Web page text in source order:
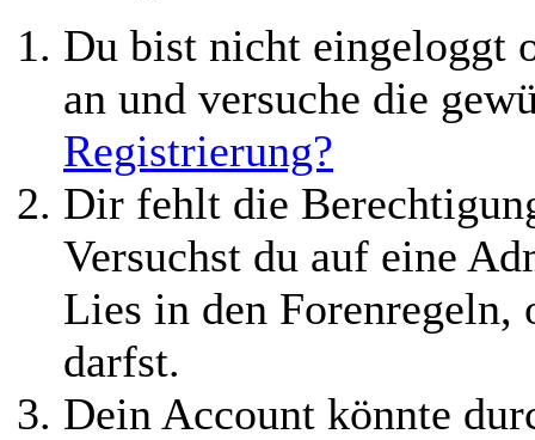
Du bist nicht eingeloggt
an und versuche die
Registrierung?
Dir fehlt die
Versuchst du auf eine
Lies in den Forenregeln,
darfst.
Dein Account könnte